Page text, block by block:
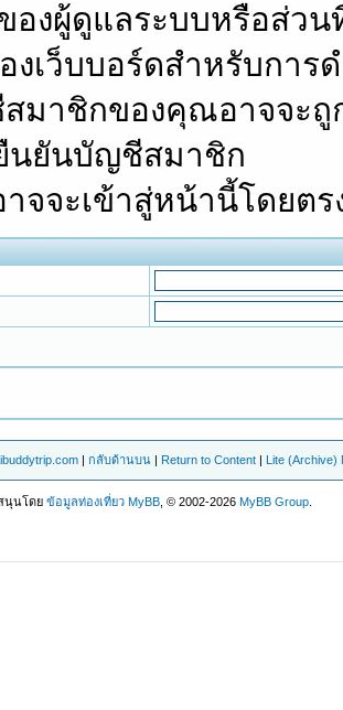
องผู้ดูแลระบบหรือส่ว
งเว็บบอร์ดสำหรับการ
มาชิกของคุณอาจจะถู
นยันบัญชีสมาชิก
จจะเข้าสู่หน้านี้โดยต
|กลับด้านบน | Return to Content | Lite (Archive)
นุนโดยข้อมูลท่องเที่ยว MyBB , © 2002-2026MyBB Group